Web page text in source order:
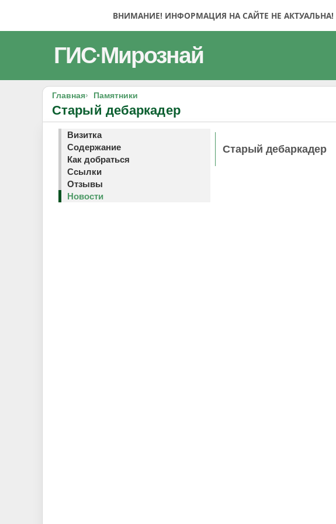
ВНИМАНИЕ! ИНФОРМАЦИЯ НА САЙТЕ НЕ АКТУАЛЬНА!
ГИС·Мирознай
Главная Памятники
Старый дебаркадер
Визитка
Содержание
Как добраться
Ссылки
Отзывы
Новости
Старый дебаркадер